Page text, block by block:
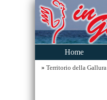
Home
» Territorio della Gallura